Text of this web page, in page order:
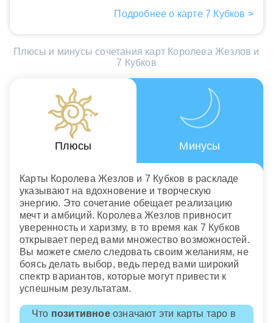
Подробнее о карте 7 Кубков >
Плюсы и минусы сочетания карт Королева Жезлов и
7 Кубков
Плюсы Минусы
Карты Королева Жезлов и 7 Кубков в раскладе
указывают на вдохновение и творческую
энергию. Это сочетание обещает реализацию
мечт и амбиций. Королева Жезлов привносит
уверенность и харизму, в то время как 7 Кубков
открывает перед вами множество возможностей.
Вы можете смело следовать своим желаниям, не
боясь делать выбор, ведь перед вами широкий
спектр вариантов, которые могут привести к
успешным результатам.
Что позитивноеозначают эти карты таро в